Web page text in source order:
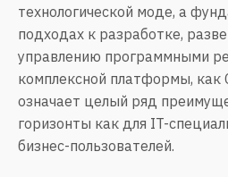
технологической моде, а
подходах к разработке,
управлению программными
комплексной платформы, как
означает целый ряд
горизонты как для IT-
бизнес-пользователей.